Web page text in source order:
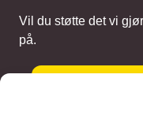
Vil du støtte det vi
på.
Gi et